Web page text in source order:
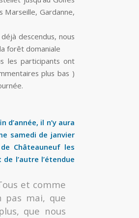
Marseille, Gardanne,
descendus, nous
forêt domaniale
les participants ont
plus bas )
il n’y aura
samedi de janvier
Châteauneuf les
l’autre l’étendue
et comme
pas mai, que
que nous